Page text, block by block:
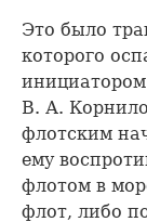
Это было
которого
В. А.
флотским
ему
флотом в
флот, либо